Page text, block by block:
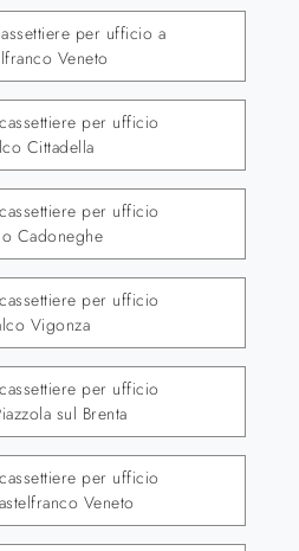
per ufficio a
Veneto
per ufficio
Cittadella
per ufficio
Cadoneghe
per ufficio
Vigonza
per ufficio
sul Brenta
per ufficio
Veneto